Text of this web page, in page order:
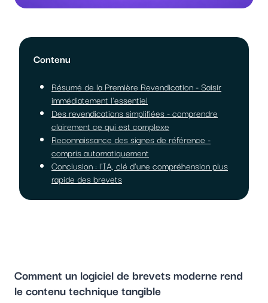
Contenu
Résumé de la Première Revendication - Saisir
immédiatement l'essentiel
Des revendications simplifiées - comprendre
clairement ce qui est complexe
Reconnaissance des signes de référence -
compris automatiquement
Conclusion : l'IA, clé d'une compréhension plus
rapide des brevets
Comment un logiciel de brevets moderne rend
le contenu technique tangible